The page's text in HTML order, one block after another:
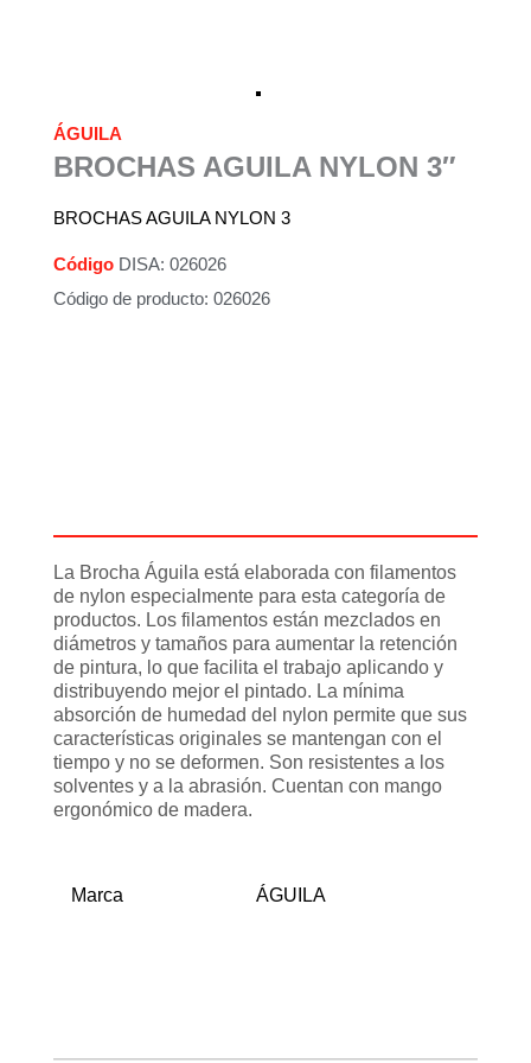
ÁGUILA
BROCHAS AGUILA NYLON 3″
BROCHAS AGUILA NYLON 3
Código DISA: 026026
Código de producto: 026026
La Brocha Águila está elaborada con filamentos
de nylon especialmente para esta categoría de
productos. Los filamentos están mezclados en
diámetros y tamaños para aumentar la retención
de pintura, lo que facilita el trabajo aplicando y
distribuyendo mejor el pintado. La mínima
absorción de humedad del nylon permite que sus
características originales se mantengan con el
tiempo y no se deformen. Son resistentes a los
solventes y a la abrasión. Cuentan con mango
ergonómico de madera.
Marca ÁGUILA